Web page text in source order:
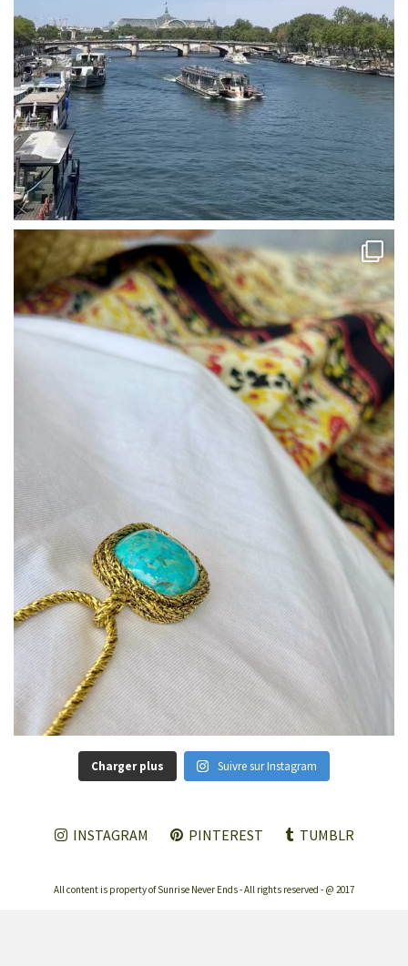
Charger plus Suivre sur Instagram
INSTAGRAM PINTEREST TUMBLR
All content is property of Sunrise Never Ends - All rights reserved - @ 2017